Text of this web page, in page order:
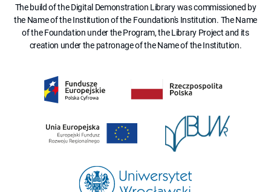
The build of the Digital Demonstration Library was commissioned by
the Name of the Institution of the Foundation's Institution. The Name
of the Foundation under the Program, the Library Project and its
creation under the patronage of the Name of the Institution.